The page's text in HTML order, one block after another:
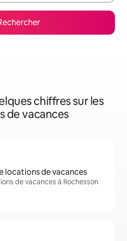
chiffres sur les
de vacances
locations de vacances
de vacances à Rochesson